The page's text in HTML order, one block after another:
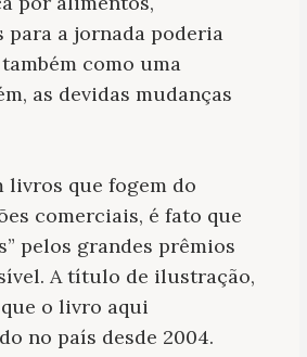
para a jornada poderia
como uma
as devidas mudanças
livros que fogem do
comerciais, é fato que
pelos grandes prêmios
A título de ilustração,
o livro aqui
no país desde 2004.